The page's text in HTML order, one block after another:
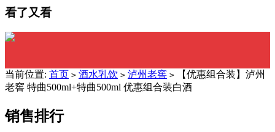
看了又看
当前位置: 首页 > 酒水乳饮 > 泸州老窖 > 【优惠组合装】泸州
老窖 特曲500ml+特曲500ml 优惠组合装白酒
销售排行